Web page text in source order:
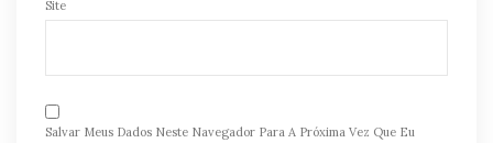
Site
Salvar Meus Dados Neste Navegador Para A Próxima Vez Que Eu